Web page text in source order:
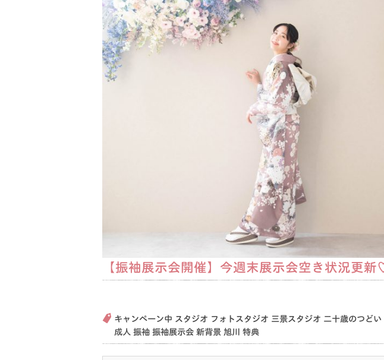
【振袖展示会開催】今週末展示会空き状況更
キャンペーン中 スタジオ フォトスタジオ 三景スタジオ 二十歳のつどい
成人 振袖 振袖展示会 新背景 旭川 特典